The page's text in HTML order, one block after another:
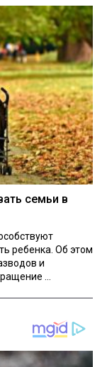
семьи в
ребенка. Об этом
и
...